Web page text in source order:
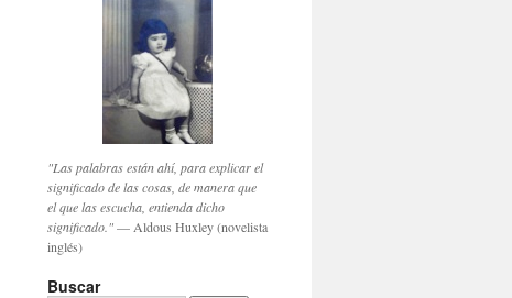
"Las palabras están ahí, para explicar el
significado de las cosas, de manera que
el que las escucha, entienda dicho
significado."— Aldous Huxley (novelista
inglés)
Buscar